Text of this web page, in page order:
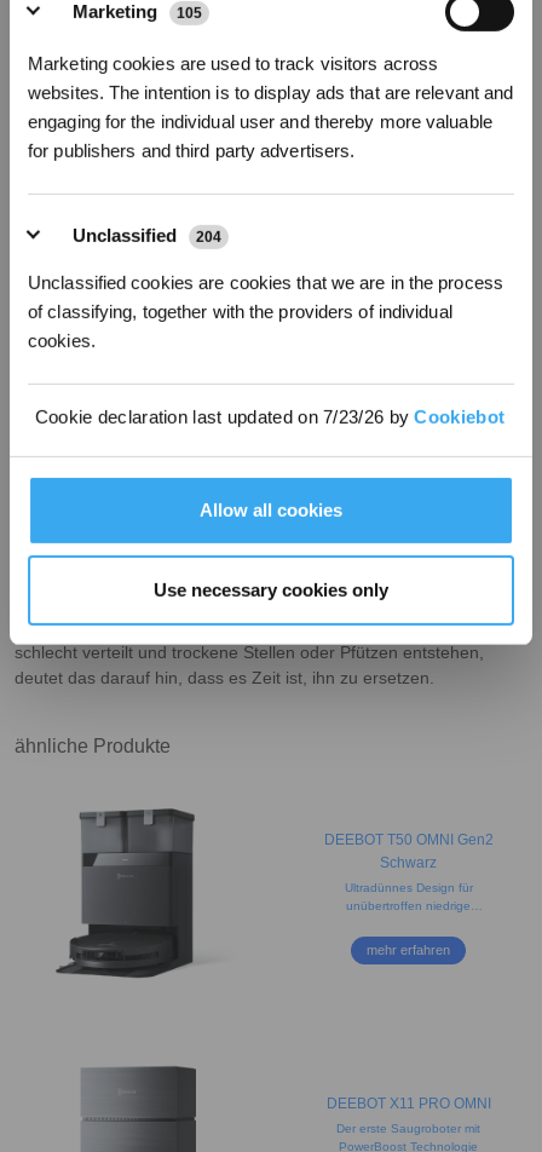
Marketing 105
Marketing cookies are used to track visitors across
websites. The intention is to display ads that are relevant and
engaging for the individual user and thereby more valuable
for publishers and third party advertisers.
Unclassified 204
Unclassified cookies are cookies that we are in the process
of classifying, together with the providers of individual
cookies.
Cookie declaration last updated on 7/23/26 byCookiebot
Allow all cookies
Use necessary cookies only
Trocknen Sie Mikrofaser nicht im Trockner
: Hohe Hitze
Moppkopfs deutlich.
Wie oft sollten Sie einen Wischaufsatz
ersetzen?
Die meisten Haushalte in Deutschland
alle 1–2 Monate ersetzen– und noch häufiger in Haushalten mit
sich angewöhnt haben,Straßenschuhe in Innenräumen zu
Achten Sie auf diese Anzeichen, die darauf hinweisen, dass Ihr
Moppkopf gereinigt werden muss:
Kontamination in den Mopffasern hin.
Tierhaare oder Verfärbungen zeigen eingeschlossene Rückstände
Wischen klebrig oder stumpf anfühlen, hat der Mopp
Ungleichmäßige Wasserverteilung: Wenn der Moppkopf Wasser
schlecht verteilt und trockene Stellen oder Pfützen entstehen,
deutet das darauf hin, dass es Zeit ist, ihn zu ersetzen.
ähnliche Produkte
DEEBOT T50 OMNI Gen2
Schwarz
Ultradünnes Design für
unübertroffen niedrige
mehr erfahren
DEEBOT X11 PRO OMNI
Der erste Saugroboter mit
PowerBoost Technologie
*Neu registrierte Benutzer können 3000 Punkte verwenden, um einen Rabatt von 30
€ auf ihre erste Bestellung zu erhalten, wenn die Zahlung 1000 € überschreitet.